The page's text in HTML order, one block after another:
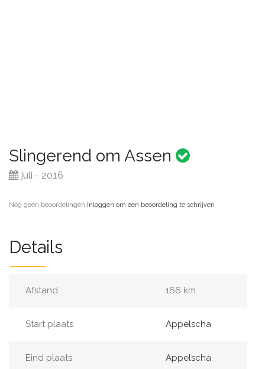
Slingerend om Assen
juli - 2016
Nog geen beoordelingen·Inloggen om een beoordeling te schrijven
Details
Afstand 166 km
Start plaats Appelscha
Eind plaats Appelscha